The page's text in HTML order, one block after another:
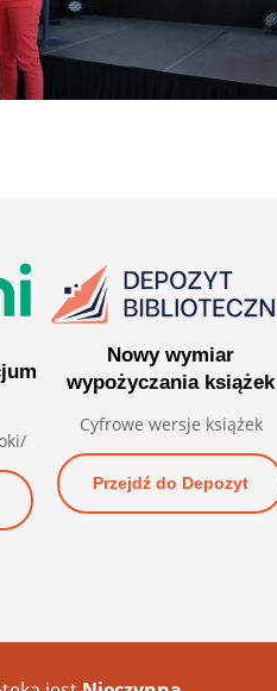
Nowy wymiar
wypożyczania książek
Cyfrowe wersje książek
Przejdź do Depozyt